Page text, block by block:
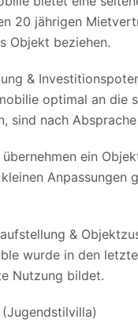
20 jährigen
Objekt beziehen.
&
optimal an die
sind nach
ein
Anpassungen
&
wurde in den
Nutzung bildet.